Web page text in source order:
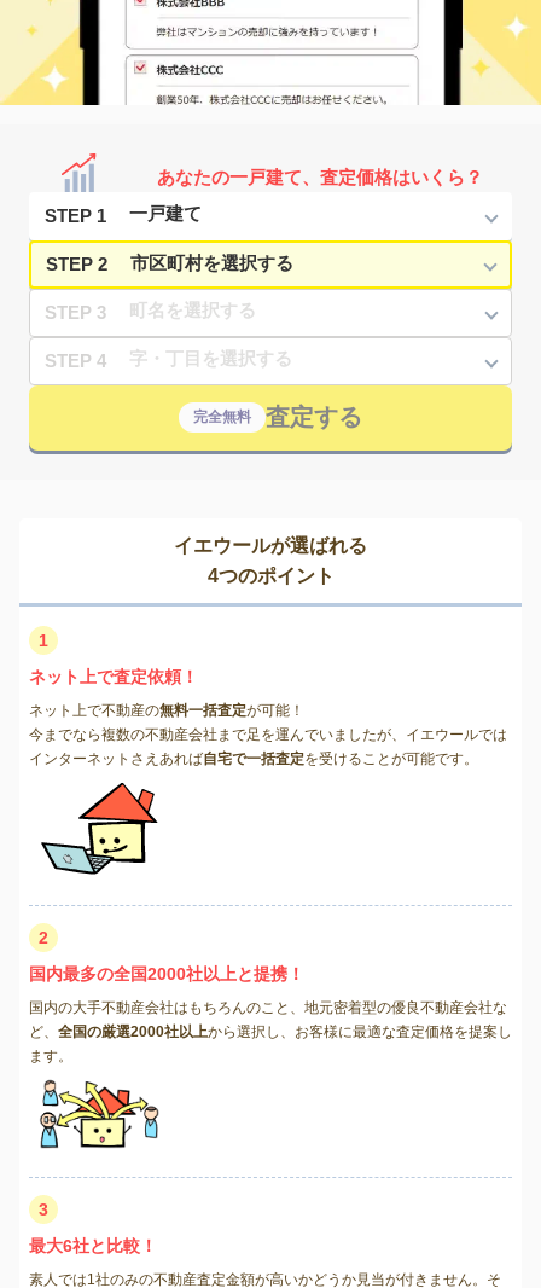
あなたの一戸建て、査定価格はいくら？
STEP 1
STEP 2
STEP 3
STEP 4
完全無料 査定する
イエウールが選ばれる
4つのポイント
1
ネット上で査定依頼！
ネット上で不動産の無料一括査定が可能！
今までなら複数の不動産会社まで足を運んでいましたが、イエウールでは
インターネットさえあれば自宅で一括査定を受けることが可能です。
2
国内最多の全国2000社以上と提携！
国内の大手不動産会社はもちろんのこと、地元密着型の優良不動産会社な
ど、 全国の厳選2000社以上から選択し、お客様に最適な査定価格を提案し
ます。
3
最大6社と比較！
素人では1社のみの不動産査定金額が高いかどうか見当が付きません。そ